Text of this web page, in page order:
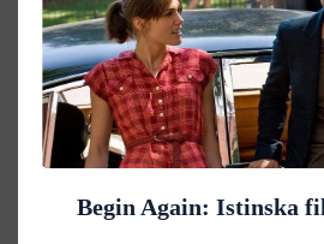
Begin Again: Istinska